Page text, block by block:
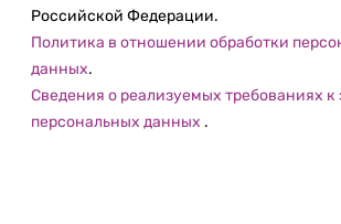
Российской Федерации.
Политика в отношении обработки
данных.
Сведения о реализуемых требованиях к
персональных данных .